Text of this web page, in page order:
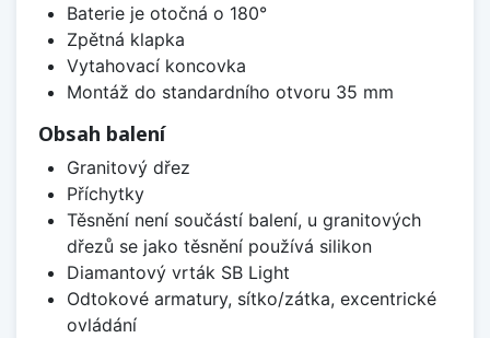
Baterie je otočná o 180°
Zpětná klapka
Vytahovací koncovka
Montáž do standardního otvoru 35 mm
Obsah balení
Granitový dřez
Příchytky
Těsnění není součástí balení, u granitových
dřezů se jako těsnění používá silikon
Diamantový vrták SB Light
Odtokové armatury, sítko/zátka, excentrické
ovládání